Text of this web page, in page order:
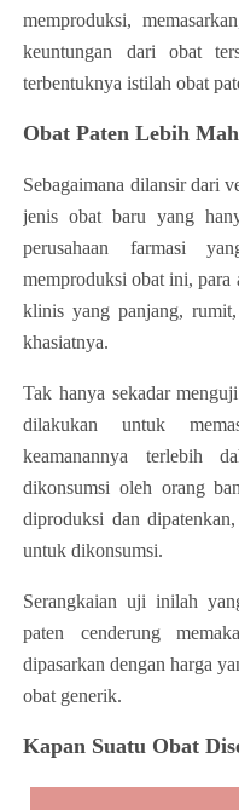
memproduksi,
keuntungan dari obat
terbentuknya istilah obat
Obat Paten Lebih
Sebagaimana dilansir dari
jenis obat baru yang
perusahaan farmasi
memproduksi obat ini, para
klinis yang panjang,
khasiatnya.
Tak hanya sekadar
dilakukan untuk
keamanannya terlebih
dikonsumsi oleh orang
diproduksi dan
untuk dikonsumsi.
Serangkaian uji inilah
paten cenderung
dipasarkan dengan harga
obat generik.
Kapan Suatu Obat